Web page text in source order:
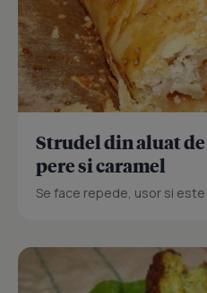
Strudel din aluat de
pere si caramel
Se face repede, usor si este